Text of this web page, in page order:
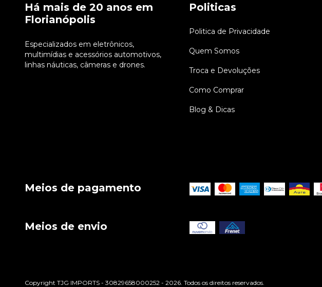
Há mais de 20 anos em
Florianópolis
Especializados em eletrônicos,
multimídias e acessórios automotivos,
linhas náuticas, câmeras e drones.
Politicas
Politica de Privacidade
Quem Somos
Troca e Devoluções
Como Comprar
Blog & Dicas
Meios de pagamento
Meios de envio
Copyright TJG IMPORTS - 30829658000252 - 2026. Todos os direitos reservados.